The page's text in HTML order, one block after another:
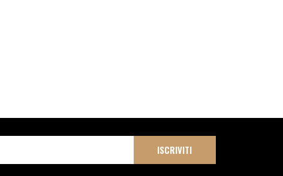
ISCRIVITI